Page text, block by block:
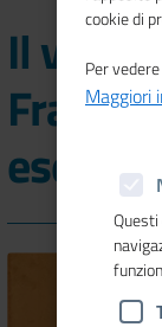
Il vice
Fratin
cookie di
Per
Maggiori